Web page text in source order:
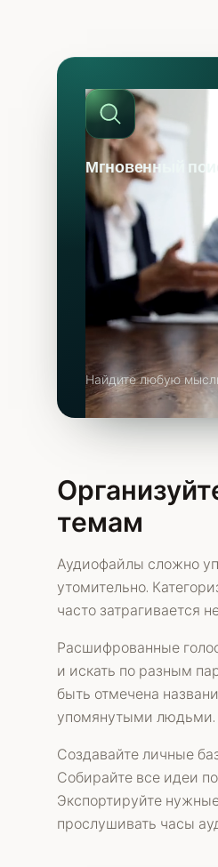
Мгновенный
Найдите любую
темам
Аудиофайлы сложно
утомительно.
часто затрагивается
Расшифрованные
и искать по разным
быть отмечена
упомянутыми людьми.
Создавайте личные
Собирайте все идеи
Экспортируйте
прослушивать часы